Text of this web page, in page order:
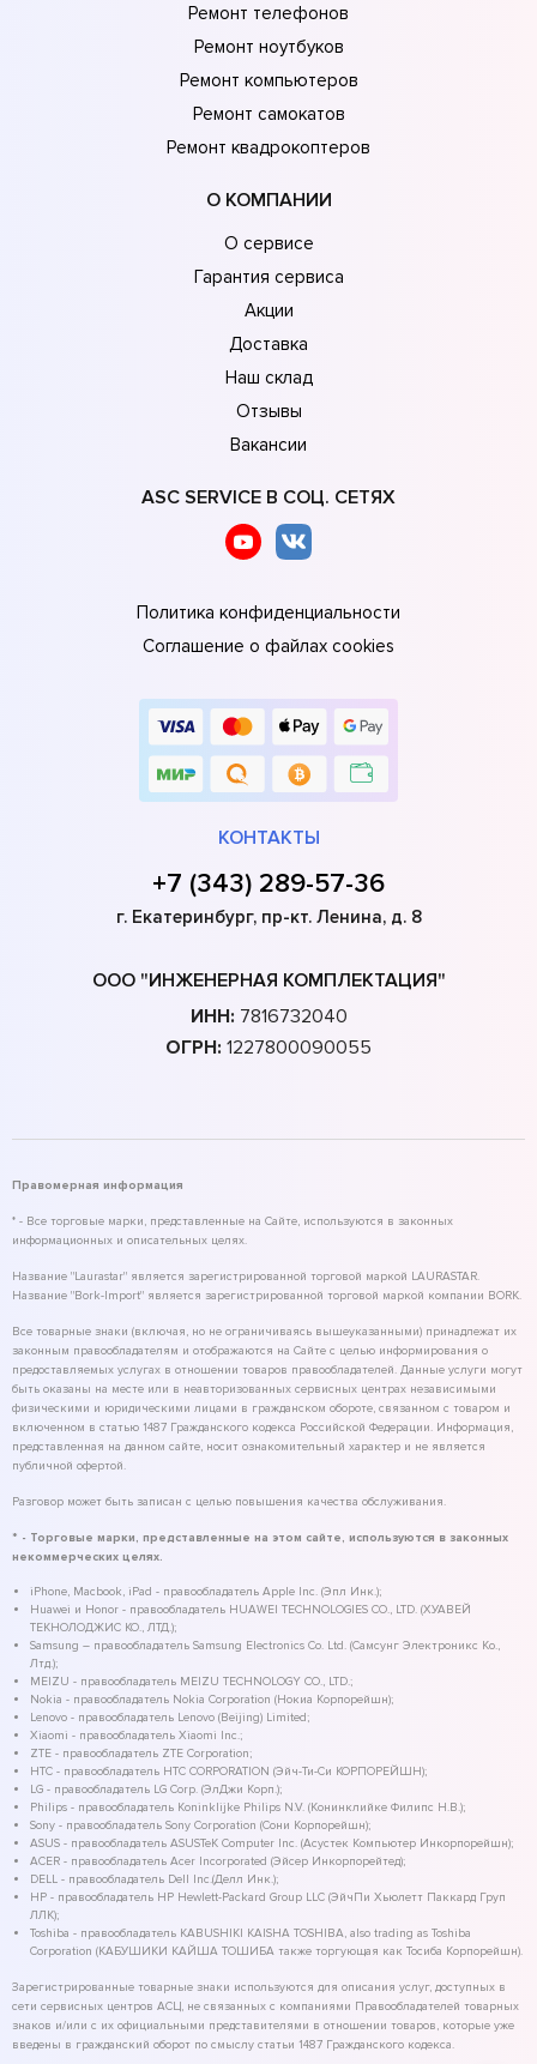
Ремонт телефонов
Ремонт ноутбуков
Ремонт компьютеров
Ремонт самокатов
Ремонт квадрокоптеров
О КОМПАНИИ
О сервисе
Гарантия сервиса
Акции
Доставка
Наш склад
Отзывы
Вакансии
ASC SERVICE В СОЦ. СЕТЯХ
Политика конфиденциальности
Соглашение о файлах cookies
КОНТАКТЫ
+7 (343) 289-57-36
г. Екатеринбург, пр-кт. Ленина, д. 8
ООО "ИНЖЕНЕРНАЯ КОМПЛЕКТАЦИЯ"
ИНН: 7816732040
ОГРН: 1227800090055
Правомерная информация
* - Все торговые марки, представленные на Сайте, используются в законных
информационных и описательных целях.
Название "Laurastar" является зарегистрированной торговой маркой LAURASTAR.
Название "Bork-Import" является зарегистрированной торговой маркой компании BORK.
Все товарные знаки (включая, но не ограничиваясь вышеуказанными) принадлежат их
законным правообладателям и отображаются на Сайте с целью информирования о
предоставляемых услугах в отношении товаров правообладателей. Данные услуги могут
быть оказаны на месте или в неавторизованных сервисных центрах независимыми
физическими и юридическими лицами в гражданском обороте, связанном с товаром и
включенном в статью 1487 Гражданского кодекса Российской Федерации. Информация,
представленная на данном сайте, носит ознакомительный характер и не является
публичной офертой.
Разговор может быть записан с целью повышения качества обслуживания.
* - Торговые марки, представленные на этом сайте, используются в законных
некоммерческих целях.
iPhone, Macbook, iPad - правообладатель Apple Inc. (Эпл Инк.);
Huawei и Honor - правообладатель HUAWEI TECHNOLOGIES CO., LTD. (ХУАВЕЙ
ТЕКНОЛОДЖИС КО., ЛТД.);
Samsung – правообладатель Samsung Electronics Co. Ltd. (Самсунг Электроникс Ко.,
Лтд.);
MEIZU - правообладатель MEIZU TECHNOLOGY CO., LTD.;
Nokia - правообладатель Nokia Corporation (Нокиа Корпорейшн);
Lenovo - правообладатель Lenovo (Beijing) Limited;
Xiaomi - правообладатель Xiaomi Inc.;
ZTE - правообладатель ZTE Corporation;
HTC - правообладатель HTC CORPORATION (Эйч-Ти-Си КОРПОРЕЙШН);
LG - правообладатель LG Corp. (ЭлДжи Корп.);
Philips - правообладатель Koninklijke Philips N.V. (Конинклийке Филипс Н.В.);
Sony - правообладатель Sony Corporation (Сони Корпорейшн);
ASUS - правообладатель ASUSTeK Computer Inc. (Асустек Компьютер Инкорпорейшн);
ACER - правообладатель Acer Incorporated (Эйсер Инкорпорейтед);
DELL - правообладатель Dell Inc.(Делл Инк.);
HP - правообладатель HP Hewlett-Packard Group LLC (ЭйчПи Хьюлетт Паккард Груп
ЛЛК);
Toshiba - правообладатель KABUSHIKI KAISHA TOSHIBA, also trading as Toshiba
Corporation (КАБУШИКИ КАЙША ТОШИБА также торгующая как Тосиба Корпорейшн).
Зарегистрированные товарные знаки используются для описания услуг, доступных в
сети сервисных центров АСЦ, не связанных с компаниями Правообладателей товарных
знаков и/или с их официальными представителями в отношении товаров, которые уже
введены в гражданский оборот по смыслу статьи 1487 Гражданского кодекса.